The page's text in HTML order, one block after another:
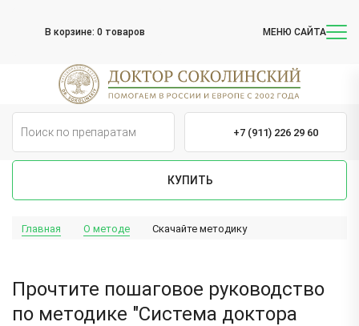
В корзине: 0 товаров МЕНЮ САЙТА
+7 (911) 226 29 60
КУПИТЬ
Главная О методе Скачайте методику
Прочтите пошаговое руководство
по методике "Система доктора